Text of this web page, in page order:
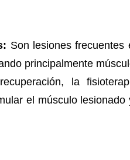
Son lesiones
principalmente
la
el músculo